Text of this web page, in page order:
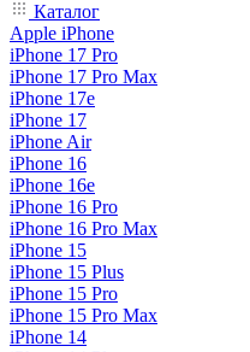
Каталог
Apple iPhone
iPhone 17 Pro
iPhone 17 Pro Max
iPhone 17e
iPhone 17
iPhone Air
iPhone 16
iPhone 16e
iPhone 16 Pro
iPhone 16 Pro Max
iPhone 15
iPhone 15 Plus
iPhone 15 Pro
iPhone 15 Pro Max
iPhone 14